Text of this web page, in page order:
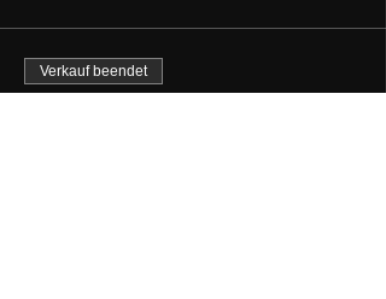
Verkauf beendet